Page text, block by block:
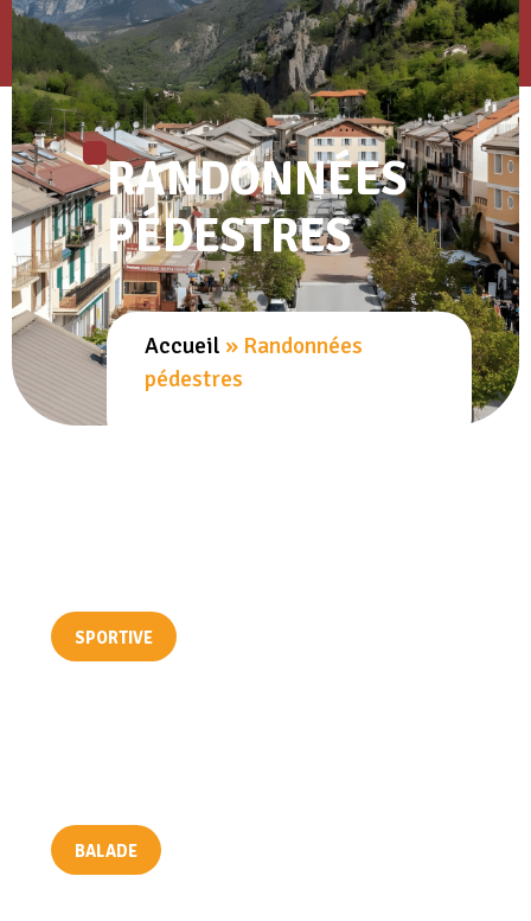
RANDONNÉES
PÉDESTRES
Accueil » Randonnées
pédestres
SPORTIVE
BALADE